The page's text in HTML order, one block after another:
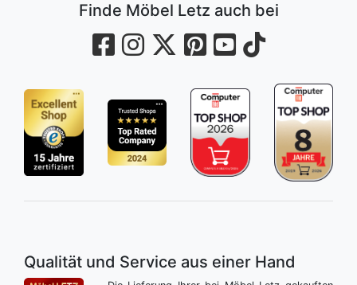
Finde Möbel Letz auch bei
Qualität und Service aus einer Hand